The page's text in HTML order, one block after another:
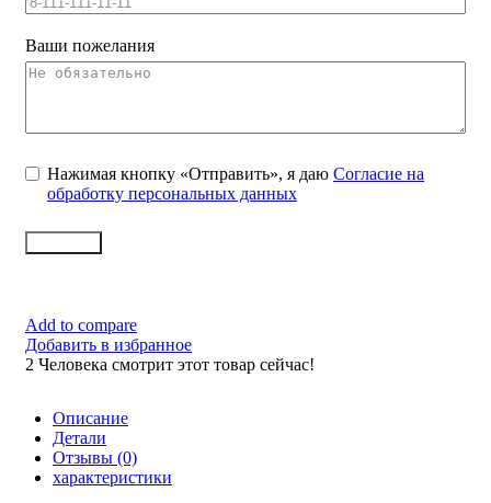
Ваши пожелания
Нажимая кнопку «Отправить», я даю Согласие на
обработку персональных данных
Add to compare
Добавить в избранное
2 Человека смотрит этот товар сейчас!
Описание
Детали
Отзывы (0)
характеристики